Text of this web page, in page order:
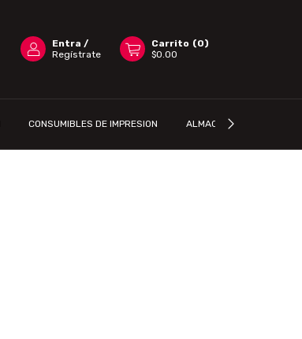
Entra /
Regístrate
Carrito (0)
$0.00
CONSUMIBLES DE IMPRESION ALMACENAMIENTO